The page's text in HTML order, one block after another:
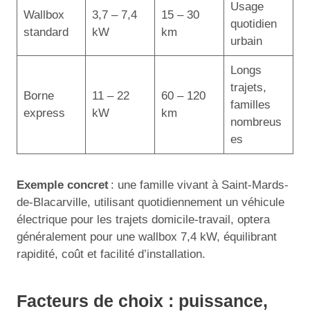
Wallbox
standard
3,7 – 7,4
kW
15 – 30
km
Usage
quotidien
urbain
Borne
express
11 – 22
kW
60 – 120
km
Longs
trajets,
familles
nombreus
es
Exemple concret : une famille vivant à Saint-Mards-
de-Blacarville, utilisant quotidiennement un véhicule
électrique pour les trajets domicile-travail, optera
généralement pour une wallbox 7,4 kW, équilibrant
rapidité, coût et facilité d’installation.
Facteurs de choix : puissance,